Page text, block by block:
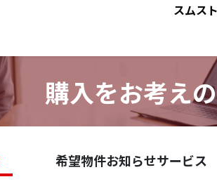
スムス
購入をお考え
希望物件お知らせサービス